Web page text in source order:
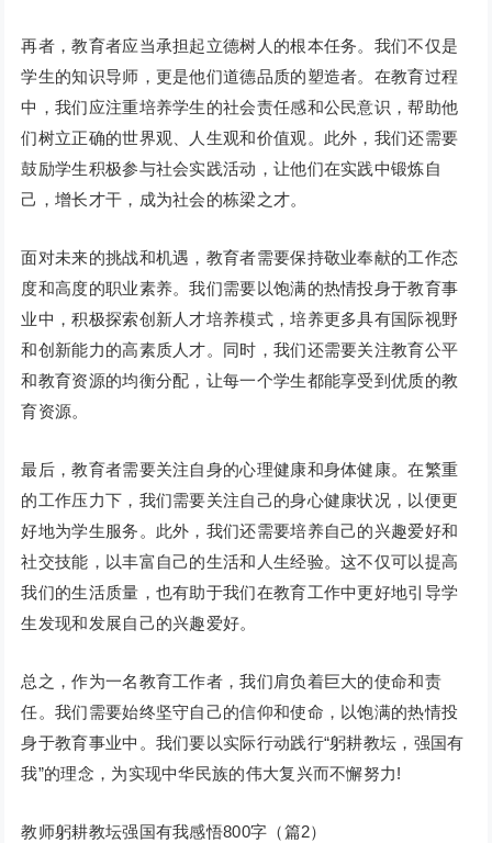
再者，教育者应当承担起立德树人的根本任务。我们不仅是
学生的知识导师，更是他们道德品质的塑造者。在教育过程
中，我们应注重培养学生的社会责任感和公民意识，帮助他
们树立正确的世界观、人生观和价值观。此外，我们还需要
鼓励学生积极参与社会实践活动，让他们在实践中锻炼自
己，增长才干，成为社会的栋梁之才。
面对未来的挑战和机遇，教育者需要保持敬业奉献的工作态
度和高度的职业素养。我们需要以饱满的热情投身于教育事
业中，积极探索创新人才培养模式，培养更多具有国际视野
和创新能力的高素质人才。同时，我们还需要关注教育公平
和教育资源的均衡分配，让每一个学生都能享受到优质的教
育资源。
最后，教育者需要关注自身的心理健康和身体健康。在繁重
的工作压力下，我们需要关注自己的身心健康状况，以便更
好地为学生服务。此外，我们还需要培养自己的兴趣爱好和
社交技能，以丰富自己的生活和人生经验。这不仅可以提高
我们的生活质量，也有助于我们在教育工作中更好地引导学
生发现和发展自己的兴趣爱好。
总之，作为一名教育工作者，我们肩负着巨大的使命和责
任。我们需要始终坚守自己的信仰和使命，以饱满的热情投
身于教育事业中。我们要以实际行动践行“躬耕教坛，强国有
我”的理念，为实现中华民族的伟大复兴而不懈努力!
教师躬耕教坛强国有我感悟800字（篇2）